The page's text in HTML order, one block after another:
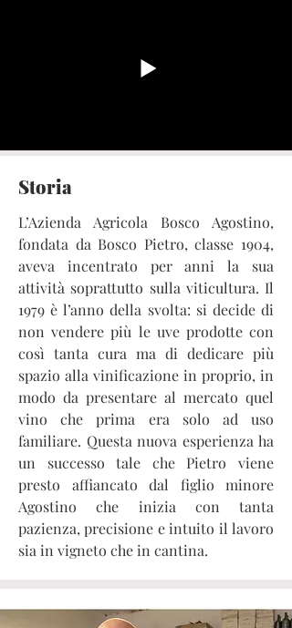
Storia
L’Azienda Agricola Bosco Agostino,
fondata da Bosco Pietro, classe 1904,
aveva incentrato per anni la sua
attività soprattutto sulla viticultura. Il
1979 è l’anno della svolta: si decide di
non vendere più le uve prodotte con
così tanta cura ma di dedicare più
spazio alla vinificazione in proprio, in
modo da presentare al mercato quel
vino che prima era solo ad uso
familiare. Questa nuova esperienza ha
un successo tale che Pietro viene
presto affiancato dal figlio minore
Agostino che inizia con tanta
pazienza, precisione e intuito il lavoro
sia in vigneto che in cantina.